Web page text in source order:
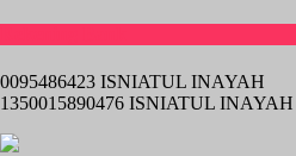
0095486423 ISNIATUL INAYAH
1350015890476 ISNIATUL INAYAH